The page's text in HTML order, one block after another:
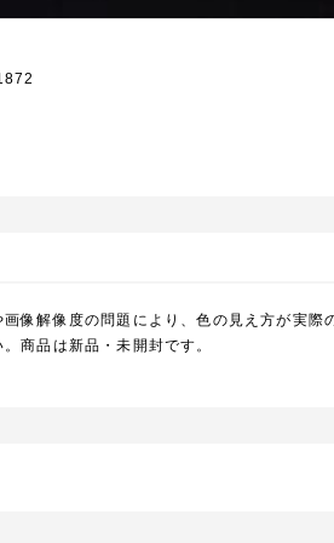
画像解像度の問題により、色の見え方が実
商品は新品・未開封です。